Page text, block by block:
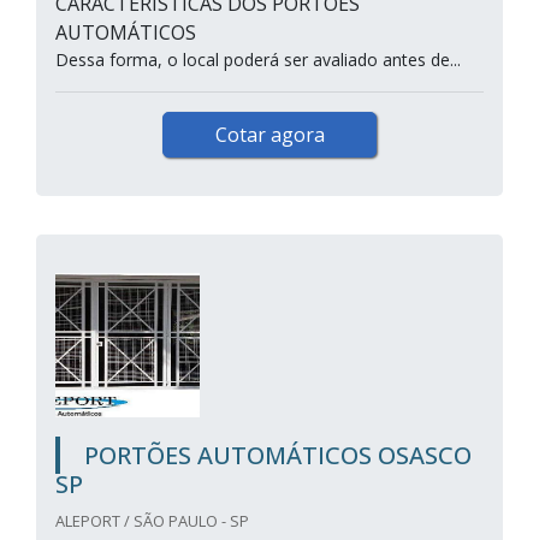
AUTOMÁTICOS
Dessa forma, o local poderá ser avaliado antes de...
Cotar agora
PORTÕES AUTOMÁTICOS OSASCO
SP
ALEPORT / SÃO PAULO - SP